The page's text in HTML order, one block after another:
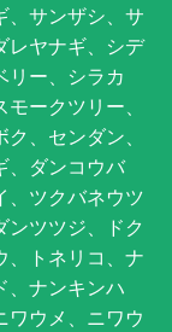
、サンザシ、サ
レヤナギ、シデ
リー、シラカ
ークツリー、
、センダン、
、ダンコウバ
、ツクバネウツ
ツツジ、ドク
、トネリコ、ナ
、ナンキンハ
ワウメ、ニワウ